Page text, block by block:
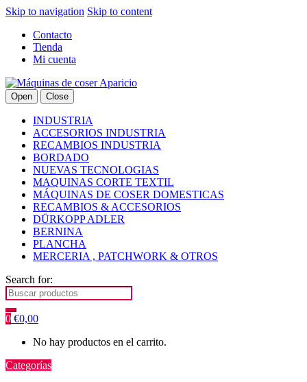
Skip to navigation Skip to content
Contacto
Tienda
Mi cuenta
Open Close
INDUSTRIA
ACCESORIOS INDUSTRIA
RECAMBIOS INDUSTRIA
BORDADO
NUEVAS TECNOLOGIAS
MAQUINAS CORTE TEXTIL
MÁQUINAS DE COSER DOMESTICAS
RECAMBIOS & ACCESORIOS
DÜRKOPP ADLER
BERNINA
PLANCHA
MERCERIA , PATCHWORK & OTROS
Search for:
0 €0,00
No hay productos en el carrito.
Categorías